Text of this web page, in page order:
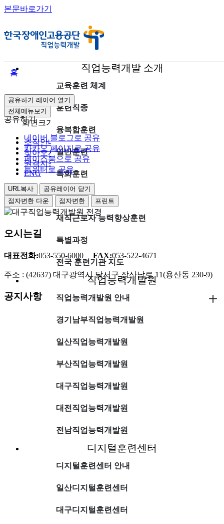
본문바로가기
직업능력개발 소개
교육훈련 체계
훈련직종
융복합훈련
일반훈련
특화훈련
맞춤훈련
재직근로자 능력향상훈련
특별과정
전국 훈련기관 지도
직업능력개발원
직업능력개발원 안내
경기남부직업능력개발원
일산직업능력개발원
부산직업능력개발원
대구직업능력개발원
대전직업능력개발원
전남직업능력개발원
디지털훈련센터
디지털훈련센터 안내
일산디지털훈련센터
대구디지털훈련센터
전체메뉴보기
화면크기
조직안내
찾아오시는길
원격지원
ENG
홈
공유하기 레이어 열기
공유하기
네이버 블로그로 공유
카카오 페이지로 공유
페이스북으로 공유
트위터로 공유
URL복사
공유레이어 닫기
점자변환 다운
점자변환 프린트
오시는길
대표전화:053-550-6000 FAX:053-522-4671
주소 : (42637) 대구광역시 달서구 장산남로 11(용산동 230-9)
공지사항